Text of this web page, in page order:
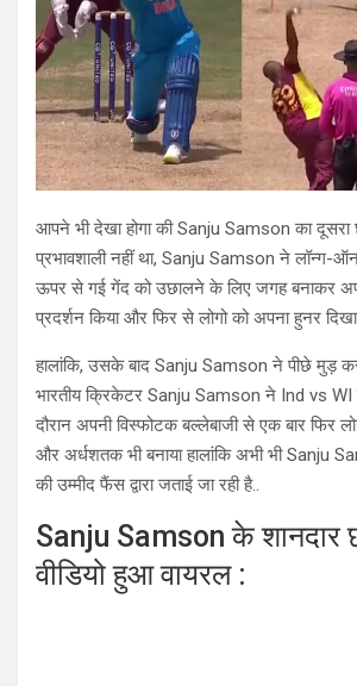
आपने भी देखा होगा की Sanju Samson का
प्रभावशाली नहीं था, Sanju Samson ने लॉन्ग-
ऊपर से गई गेंद को उछालने के लिए जगह बनाकर
प्रदर्शन किया और फिर से लोगो को अपना हुनर
हालांकि, उसके बाद Sanju Samson ने पीछे मुड़
भारतीय क्रिकेटर Sanju Samson ने Ind vs
दौरान अपनी विस्फोटक बल्लेबाजी से एक बार फिर
और अर्धशतक भी बनाया हालांकि अभी भी Sanju
की उम्मीद फैंस द्वारा जताई जा रही है..
Sanju Samson के शानदार
वीडियो हुआ वायरल :